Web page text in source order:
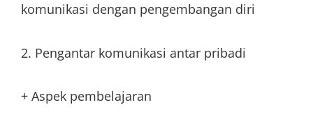
komunikasi dengan pengembangan diri
2. Pengantar komunikasi antar pribadi
+ Aspek pembelajaran